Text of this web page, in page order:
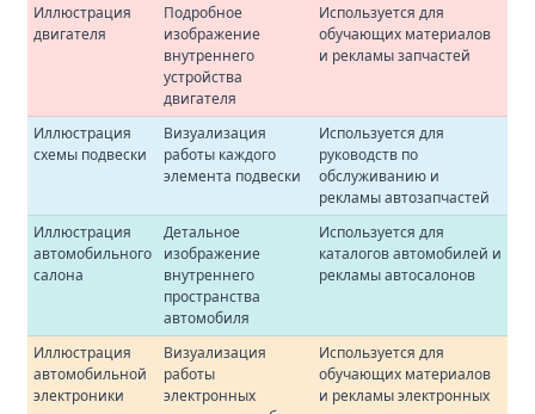
Иллюстрация
двигателя
Подробное
изображение
внутреннего
устройства
двигателя
Используется для
обучающих материалов
и рекламы запчастей
Иллюстрация
схемы подвески
Визуализация
работы каждого
элемента подвески
Используется для
руководств по
обслуживанию и
рекламы автозапчастей
Иллюстрация
автомобильного
салона
Детальное
изображение
внутреннего
пространства
автомобиля
Используется для
каталогов автомобилей и
рекламы автосалонов
Иллюстрация
автомобильной
электроники
Визуализация
работы
электронных
Используется для
обучающих материалов
и рекламы электронных